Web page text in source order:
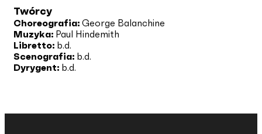
Twórcy
Choreografia: George Balanchine
Muzyka: Paul Hindemith
Libretto: b.d.
Scenografia: b.d.
Dyrygent: b.d.